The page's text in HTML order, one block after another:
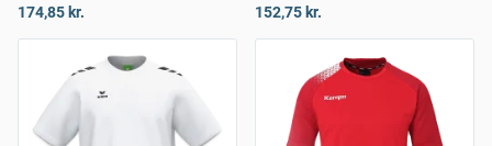
174,85 kr.
152,75 kr.